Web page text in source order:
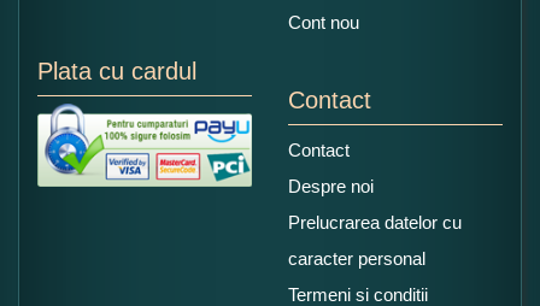
Cont nou
Plata cu cardul
Contact
Contact
Despre noi
Prelucrarea datelor cu
caracter personal
Termeni si conditii